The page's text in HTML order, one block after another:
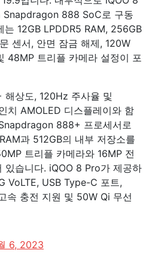
888 SoC로 구동
는 12GB LPDDR5 RAM, 256GB
센서, 안면 잠금 해제, 120W
48MP 트리플 카메라 설정이 포
상도, 120Hz 주사율 및
치 AMOLED 디스플레이와 함
888+ 프로세서로
과 512GB의 내부 저장소를
트리플 카메라와 16MP 전
있습니다. iQOO 8 Pro가 제공하
VoLTE, USB Type-C 포트,
속 충전 지원 및 50W Qi 무선
6, 2023